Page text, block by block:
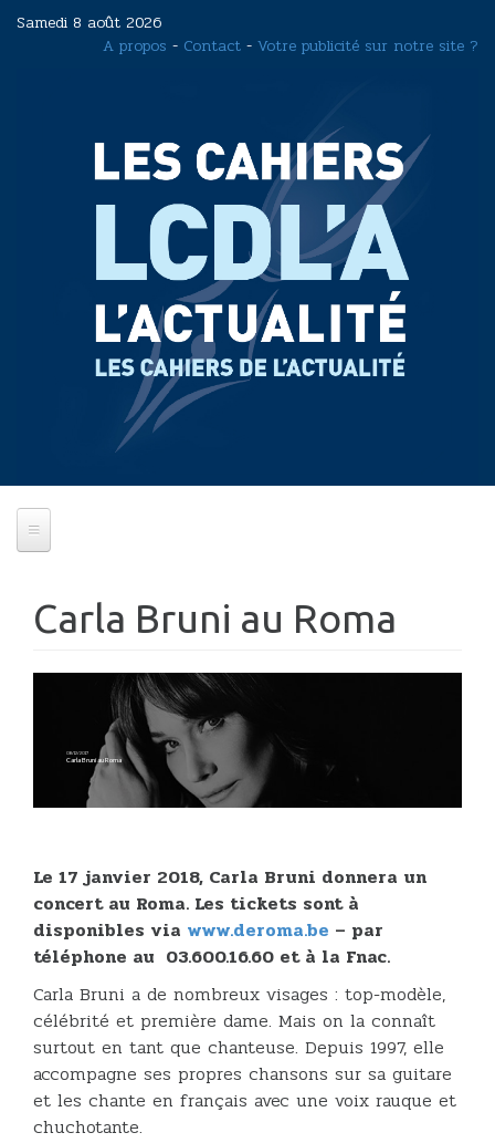
Samedi 8 août 2026
A propos - Contact - Votre publicité sur notre site ?
Carla Bruni au Roma
08/12/2017
Carla Bruni au Roma
Le 17 janvier 2018, Carla Bruni donnera un
concert au Roma. Les tickets sont à
disponibles via www.deroma.be – par
téléphone au 03.600.16.60 et à la Fnac.
Carla Bruni a de nombreux visages : top-modèle,
célébrité et première dame. Mais on la connaît
surtout en tant que chanteuse. Depuis 1997, elle
accompagne ses propres chansons sur sa guitare
et les chante en français avec une voix rauque et
chuchotante.